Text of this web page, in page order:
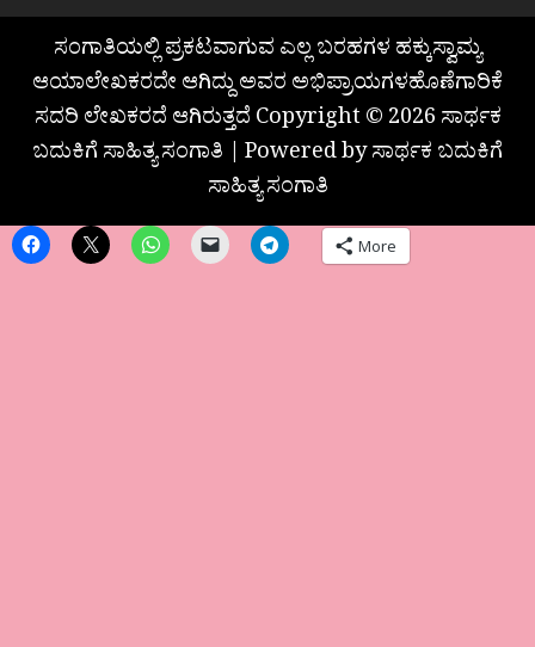
ಸಂಗಾತಿಯಲ್ಲಿ ಪ್ರಕಟವಾಗುವ ಎಲ್ಲ ಬರಹಗಳ ಹಕ್ಕುಸ್ವಾಮ್ಯ
ಆಯಾಲೇಖಕರದೇ ಆಗಿದ್ದು ಅವರ ಅಭಿಪ್ರಾಯಗಳಹೊಣೆಗಾರಿಕೆ
ಸದರಿ ಲೇಖಕರದೆ ಆಗಿರುತ್ತದೆ Copyright © 2026 ಸಾರ್ಥಕ
ಬದುಕಿಗೆ ಸಾಹಿತ್ಯ ಸಂಗಾತಿ | Powered by ಸಾರ್ಥಕ ಬದುಕಿಗೆ
ಸಾಹಿತ್ಯ ಸಂಗಾತಿ
More